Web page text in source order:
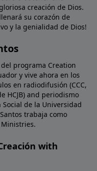
Biblia. ¡Déle un
ver qué dicen en
que inclusive dio
Confieso, amado
Tú puedes
de la creación
eres Dios y yo solo
mi debilidad limite
diario en mi
Amén.
creación de Dios.
su corazón de
y la genialidad de Dios!
programa Creation
y vive ahora en los
en radiodifusión (CCC,
HCJB) and periodismo
Social de la Universidad
trabaja como
with